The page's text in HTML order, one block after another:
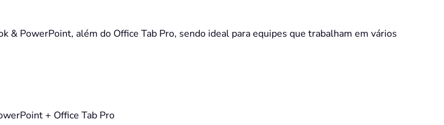
& PowerPoint, além do Office Tab Pro, sendo ideal para equipes que trabalham em vários
+ Office Tab Pro